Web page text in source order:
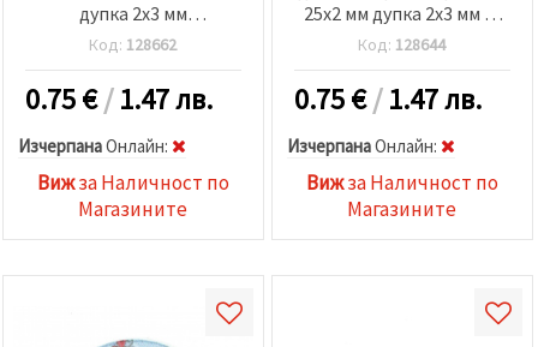
дупка 2x3 мм
ТРИБАГРЕНИК -5 броя
Код: 128662
0.75€/1.47 лв.
ИзчерпанаOнлайн:
Вижза Наличност по
Магазините
25x2 мм дупка 2x3 мм -5
броя
Код: 128644
0.75€/1.47 лв.
ИзчерпанаOнлайн:
Вижза Наличност по
Магазините